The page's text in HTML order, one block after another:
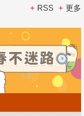
RSS 更多